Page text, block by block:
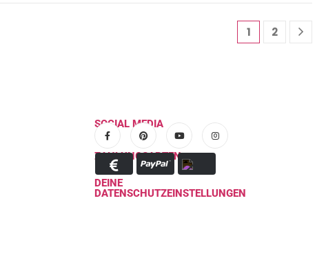
1 2
SOCIAL MEDIA
ZAHLUNGSARTEN
DEINE
DATENSCHUTZEINSTELLUNGEN